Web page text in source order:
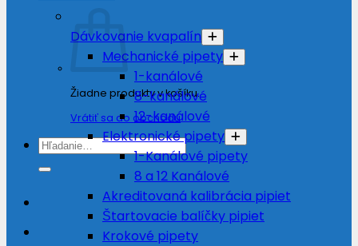
Žiadne produkty v košíku.
Vrátiť sa do obchodu
Hľadať:
Dávkovanie kvapalín
Mechanické pipety
1-kanálové
8-kanálové
12-kanálové
Elektronické pipety
1-Kanálové pipety
8 a 12 Kanálové
Akreditovaná kalibrácia pipiet
Štartovacie balíčky pipiet
Krokové pipety